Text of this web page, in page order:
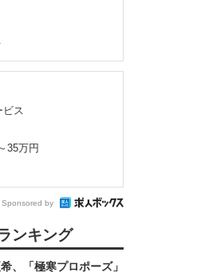
ビス
35万円
Sponsored by
ンキング
、「極寒プロポーズ」